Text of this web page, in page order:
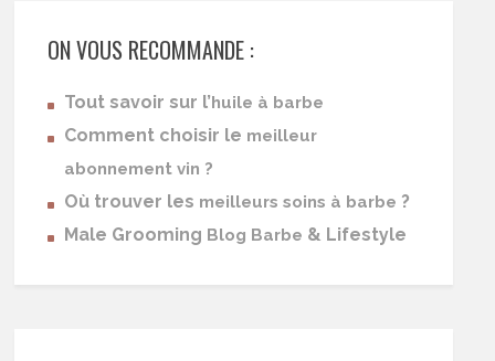
ON VOUS RECOMMANDE :
Tout savoir sur l’huile à barbe
Comment choisir le meilleur
abonnement vin ?
Où trouver les meilleurs soins à barbe ?
Male Grooming Blog Barbe & Lifestyle